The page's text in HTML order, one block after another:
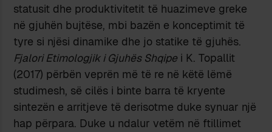
statusit dhe produktivitetit të huazimeve greke
në gjuhën bujtëse, mbi bazën e konceptimit të
tyre si njësi dinamike dhe jo statike të gjuhës.
Fjalori Etimologjik i Gjuhës Shqipe i K. Topallit
(2017) përbën veprën më të re në këtë lëmë
studimesh, së cilës i binte barra të kryente
sintezën e arritjeve të derisotme duke synuar një
hap përpara. Duke u ndalur vetëm në ftillimet